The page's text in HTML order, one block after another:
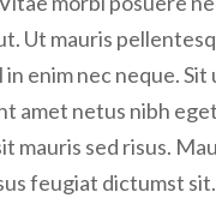
Ut mauris
enim nec neque.
amet netus nibh
mauris sed risus.
feugiat dictumst